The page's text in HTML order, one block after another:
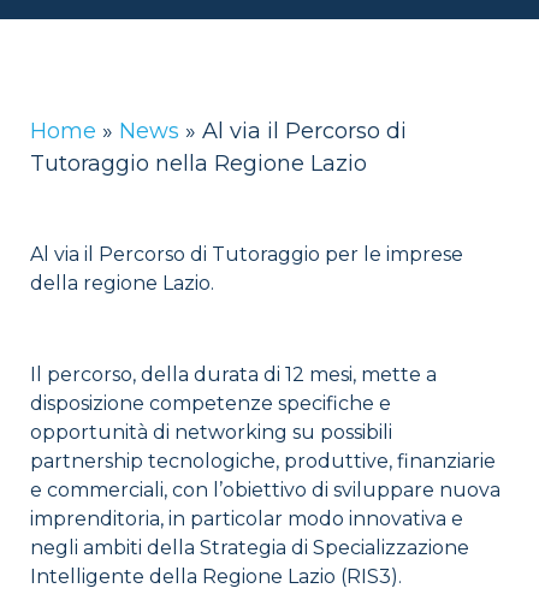
Home » News » Al via il Percorso di
Tutoraggio nella Regione Lazio
Al via il Percorso di Tutoraggio per le imprese
della regione Lazio.
Il percorso, della durata di 12 mesi, mette a
disposizione competenze specifiche e
opportunità di networking su possibili
partnership tecnologiche, produttive, finanziarie
e commerciali, con l’obiettivo di sviluppare nuova
imprenditoria, in particolar modo innovativa e
negli ambiti della Strategia di Specializzazione
Intelligente della Regione Lazio (RIS3).